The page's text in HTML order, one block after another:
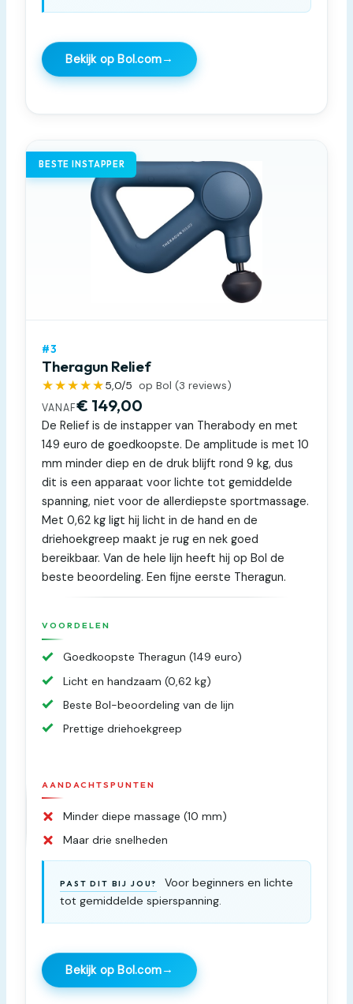
Bekijk op Bol.com→
BESTE INSTAPPER
#3
Theragun Relief
★★★★★5,0/5 op Bol (3 reviews)
VANAF€ 149,00
De Relief is de instapper van Therabody en met
149 euro de goedkoopste. De amplitude is met 10
mm minder diep en de druk blijft rond 9 kg, dus
dit is een apparaat voor lichte tot gemiddelde
spanning, niet voor de allerdiepste sportmassage.
Met 0,62 kg ligt hij licht in de hand en de
driehoekgreep maakt je rug en nek goed
bereikbaar. Van de hele lijn heeft hij op Bol de
beste beoordeling. Een fijne eerste Theragun.
VOORDELEN
Goedkoopste Theragun (149 euro)
Licht en handzaam (0,62 kg)
Beste Bol-beoordeling van de lijn
Prettige driehoekgreep
AANDACHTSPUNTEN
Minder diepe massage (10 mm)
Maar drie snelheden
PAST DIT BIJ JOU?
Voor beginners en lichte
tot gemiddelde spierspanning.
Bekijk op Bol.com→